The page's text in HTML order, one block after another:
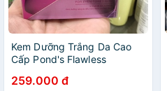
Kem Dưỡng Trắng Da Cao
Cấp Pond's Flawless
(Ngày, Đêm)
259.000 đ